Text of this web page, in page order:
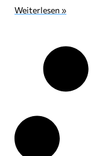
Weiterlesen »